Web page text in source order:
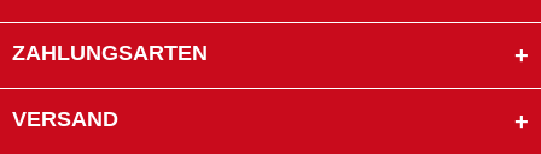
ZAHLUNGSARTEN
VERSAND